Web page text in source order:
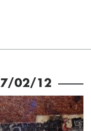
02/12